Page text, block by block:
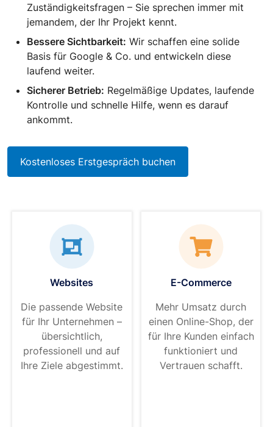
Zuständigkeitsfragen – Sie sprechen immer mit
jemandem, der Ihr Projekt kennt.
Bessere Sichtbarkeit: Wir schaffen eine solide
Basis für Google & Co. und entwickeln diese
laufend weiter.
Sicherer Betrieb: Regelmäßige Updates, laufende
Kontrolle und schnelle Hilfe, wenn es darauf
ankommt.
Kostenloses Erstgespräch buchen
Websites
Die passende Website
für Ihr Unternehmen –
übersichtlich,
professionell und auf
Ihre Ziele abgestimmt.
E-Commerce
Mehr Umsatz durch
einen Online-Shop, der
für Ihre Kunden einfach
funktioniert und
Vertrauen schafft.